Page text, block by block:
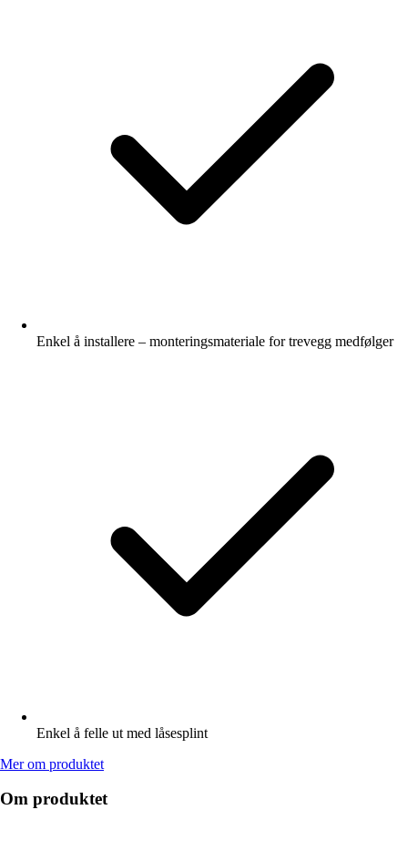
Enkel å installere – monteringsmateriale for trevegg medfølger
Enkel å felle ut med låsesplint
Mer om produktet
Om produktet